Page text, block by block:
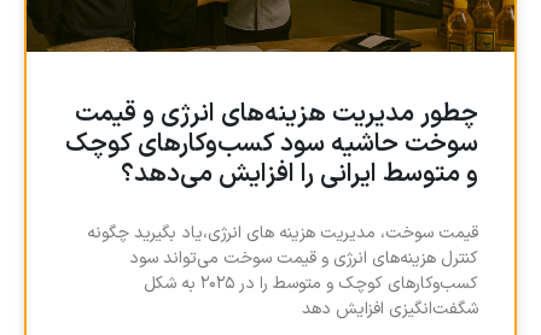
چطور مدیریت هزینه‌های انرژی و قیمت
سوخت حاشیه سود کسب‌وکارهای کوچک
و متوسط ایرانی را افزایش می‌دهد؟
قیمت سوخت، مدیریت هزینه های انرژی،یاد بگیرید چگونه
کنترل هزینه‌های انرژی و قیمت سوخت می‌تواند سود
کسب‌وکارهای کوچک و متوسط را در ۲۰۲۵ به شکل
شگفت‌انگیزی افزایش دهد